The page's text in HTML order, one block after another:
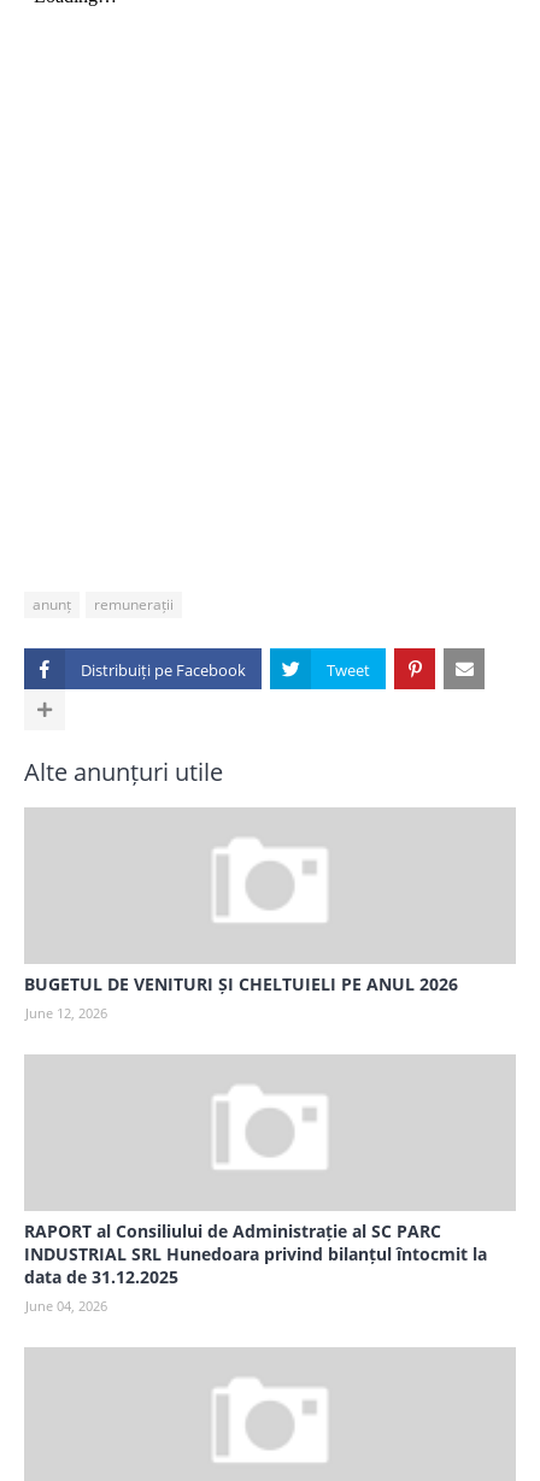
anunț remunerații
Distribuiți pe
Alte anunțuri utile
BUGETUL DE VENITURI ȘI CHELTUIELI PE ANUL 2026
June 12, 2026
RAPORT al Consiliului de Administrație al SC PARC
INDUSTRIAL SRL Hunedoara privind bilanțul întocmit la
data de 31.12.2025
June 04, 2026